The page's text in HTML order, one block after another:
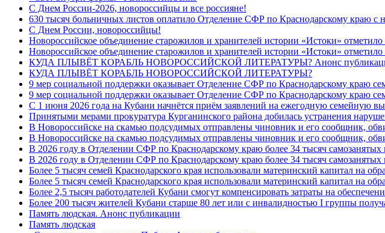
C Днем России-2026, новороссийцы и все россияне!
630 тысяч больничных листов оплатило Отделение СФР по Краснодарскому краю с
C Днем России, новороссийцы!
Новороссийское объединение старожилов и хранителей истории «Истоки»
Новороссийское объединение старожилов и хранителей истории «Истоки» отметило
КУДА ПЛЫВЁТ КОРАБЛЬ НОВОРОССИЙСКОЙ ЛИТЕРАТУРЫ? Анонс
КУДА ПЛЫВЁТ КОРАБЛЬ НОВОРОССИЙСКОЙ ЛИТЕРАТУРЫ?
9 мер социальной поддержки оказывает Отделение СФР по Краснодарскому краю
9 мер социальной поддержки оказывает Отделение СФР по Краснодарскому краю
С 1 июня 2026 года на Кубани начнётся приём заявлений на ежегодную семейную
Принятыми мерами прокуратура Курганинского района добилась устранения
В Новороссийске на скамью подсудимых отправлены чиновник и его сообщник,
В Новороссийске на скамью подсудимых отправлены чиновник и его сообщник,
В 2026 году в Отделении СФР по Краснодарскому краю более 34 тысяч
В 2026 году в Отделении СФР по Краснодарскому краю более 34 тысяч
Более 5 тысяч семей Краснодарского края использовали материнский капитал на
Более 5 тысяч семей Краснодарского края использовали материнский капитал на
Более 2,5 тысяч работодателей Кубани смогут компенсировать затраты на
Более 200 тысяч жителей Кубани старше 80 лет или с инвалидностью I группы
Память людская. Анонс публикации
Память людская